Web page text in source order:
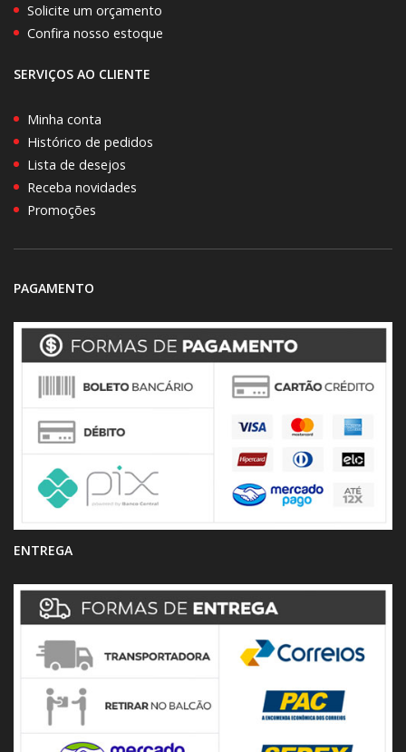
Solicite um orçamento
Confira nosso estoque
SERVIÇOS AO CLIENTE
Minha conta
Histórico de pedidos
Lista de desejos
Receba novidades
Promoções
PAGAMENTO
ENTREGA